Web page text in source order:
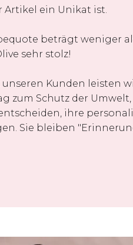
Artikel ein Unikat ist.
beträgt weniger
sehr stolz!
Kunden leisten
zum Schutz der Umwelt,
ihre
Sie bleiben